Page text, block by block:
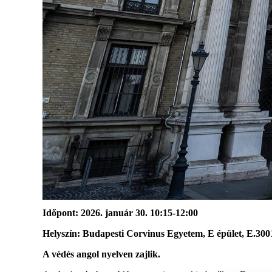
Időpont: 2026. január 30. 10:15-12:00
Helyszín: Budapesti Corvinus Egyetem, E épület,
A védés angol nyelven zajlik.